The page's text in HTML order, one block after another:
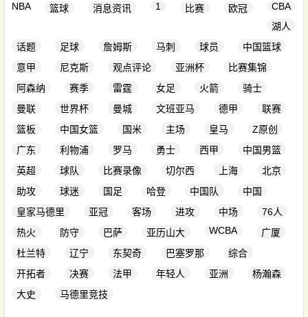
NBA
篮球 消息资讯 1 比赛 欧冠
CBA
湖人
话题
足球 詹姆斯 马刺 球员
中国篮球
意甲
尼克斯 观点评论 亚洲杯
比赛集锦
阿森纳
赛季 雷霆 女足 火箭
骑士
曼联
世界杯 曼城 文班亚马 德甲
联赛
篮板
中国女篮 国米 主场 皇马
Z原创
广东
利物浦 罗马 勇士 西甲
中国男篮
英超
球队 比赛录像 切尔西 上海
北京
助攻
球迷 国足 哈登 中国队
中国
皇家马德里
亚冠 客场 进攻 中场
76人
热火
防守 巴萨 亚历山大 WCBA
广厦
杜兰特
辽宁 东契奇 巴塞罗那
综合
开拓者
决赛 法甲 年轻人 亚洲
杨瀚森
大史
马德里竞技